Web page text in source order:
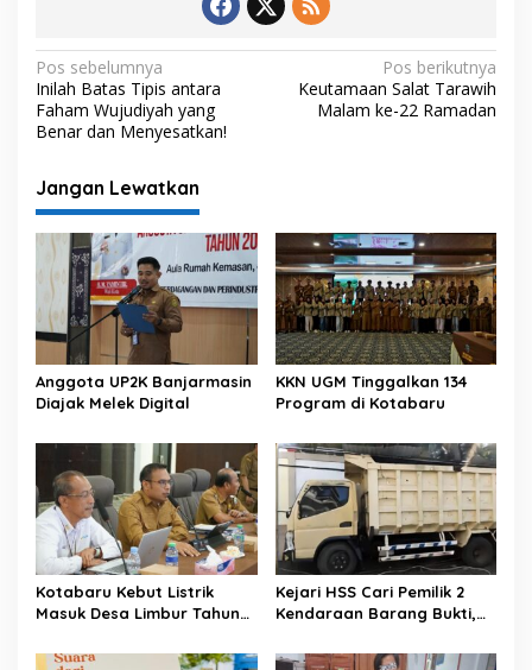
N
a
v
i
g
a
s
i
p
o
s
Pos sebelumnya
Inilah Batas Tipis antara
Faham Wujudiyah yang
Benar dan Menyesatkan!
Pos berikutnya
Keutamaan Salat Tarawih
Malam ke-22 Ramadan
Jangan Lewatkan
Anggota UP2K Banjarmasin
Diajak Melek Digital
KKN UGM Tinggalkan 134
Program di Kotabaru
Kotabaru Kebut Listrik
Masuk Desa Limbur Tahun
Kejari HSS Cari Pemilik 2
Kendaraan Barang Bukti,